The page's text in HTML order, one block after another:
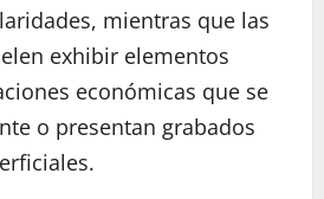
mientras que las
exhibir elementos
económicas que se
o presentan grabados